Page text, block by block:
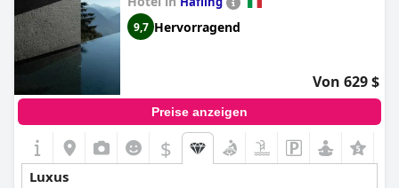
9,7 Hervorragend
Von 629 $
Preise anzeigen
$
Luxus